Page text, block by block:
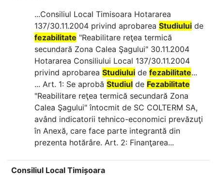
...Consiliul Local Timisoara Hotararea
137/30.11.2004 privind aprobarea Studiului de
fezabilitate "Reabilitare reţea termică
secundară Zona Calea Şagului" 30.11.2004
Hotararea Consiliului Local 137/30.11.2004
privind aprobarea Studiului de fezabilitate...
... Art. 1: Se aprobă Studiul de Fezabilitate
"Reabilitare reţea termică secundară Zona
Calea Şagului" întocmit de SC COLTERM SA,
având indicatorii tehnico-economici prevăzuţi
în Anexă, care face parte integrantă din
prezenta hotărâre. Art. 2: Finanţarea...
Consiliul Local Timișoara